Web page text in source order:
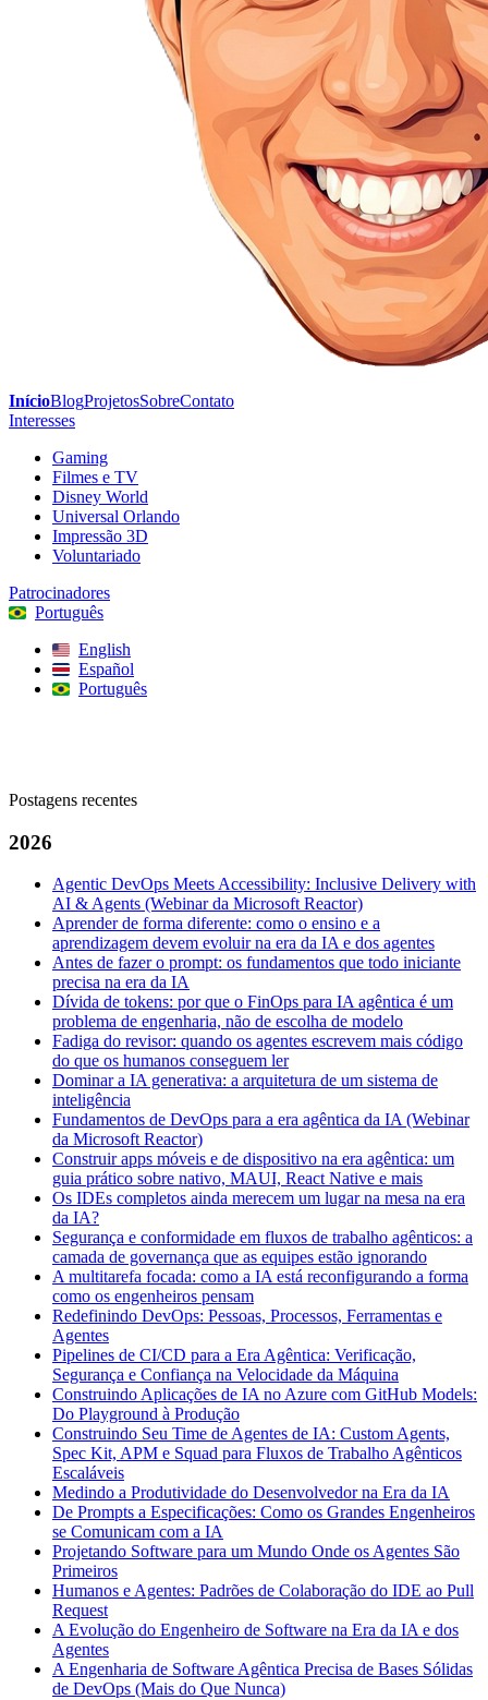
InícioBlogProjetosSobreContato
Interesses
Gaming
Filmes e TV
Disney World
Universal Orlando
Impressão 3D
Voluntariado
Patrocinadores
Português
English
Español
Português
Postagens recentes
2026
Agentic DevOps Meets Accessibility: Inclusive Delivery with
AI & Agents (Webinar da Microsoft Reactor)
Aprender de forma diferente: como o ensino e a
aprendizagem devem evoluir na era da IA e dos agentes
Antes de fazer o prompt: os fundamentos que todo iniciante
precisa na era da IA
Dívida de tokens: por que o FinOps para IA agêntica é um
problema de engenharia, não de escolha de modelo
Fadiga do revisor: quando os agentes escrevem mais código
do que os humanos conseguem ler
Dominar a IA generativa: a arquitetura de um sistema de
inteligência
Fundamentos de DevOps para a era agêntica da IA (Webinar
da Microsoft Reactor)
Construir apps móveis e de dispositivo na era agêntica: um
guia prático sobre nativo, MAUI, React Native e mais
Os IDEs completos ainda merecem um lugar na mesa na era
da IA?
Segurança e conformidade em fluxos de trabalho agênticos: a
camada de governança que as equipes estão ignorando
A multitarefa focada: como a IA está reconfigurando a forma
como os engenheiros pensam
Redefinindo DevOps: Pessoas, Processos, Ferramentas e
Agentes
Pipelines de CI/CD para a Era Agêntica: Verificação,
Segurança e Confiança na Velocidade da Máquina
Construindo Aplicações de IA no Azure com GitHub Models:
Do Playground à Produção
Construindo Seu Time de Agentes de IA: Custom Agents,
Spec Kit, APM e Squad para Fluxos de Trabalho Agênticos
Escaláveis
Medindo a Produtividade do Desenvolvedor na Era da IA
De Prompts a Especificações: Como os Grandes Engenheiros
se Comunicam com a IA
Projetando Software para um Mundo Onde os Agentes São
Primeiros
Humanos e Agentes: Padrões de Colaboração do IDE ao Pull
Request
A Evolução do Engenheiro de Software na Era da IA e dos
Agentes
A Engenharia de Software Agêntica Precisa de Bases Sólidas
de DevOps (Mais do Que Nunca)